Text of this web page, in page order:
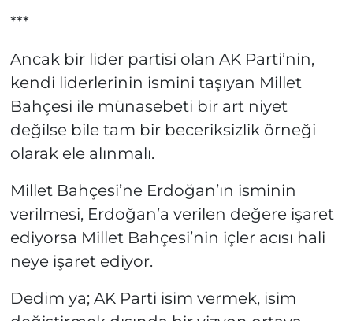
***
Ancak bir lider partisi olan AK Parti’nin,
kendi liderlerinin ismini taşıyan Millet
Bahçesi ile münasebeti bir art niyet
değilse bile tam bir beceriksizlik örneği
olarak ele alınmalı.
Millet Bahçesi’ne Erdoğan’ın isminin
verilmesi, Erdoğan’a verilen değere işaret
ediyorsa Millet Bahçesi’nin içler acısı hali
neye işaret ediyor.
Dedim ya; AK Parti isim vermek, isim